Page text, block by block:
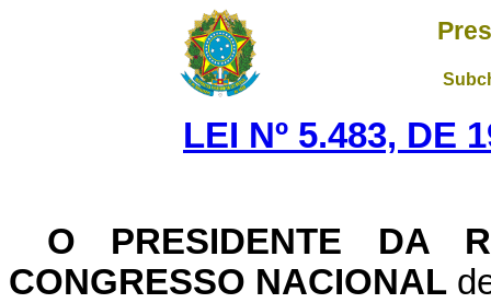
LEI Nº 5.483, DE
O PRESIDENTE DA
CONGRESSO NACIONAL